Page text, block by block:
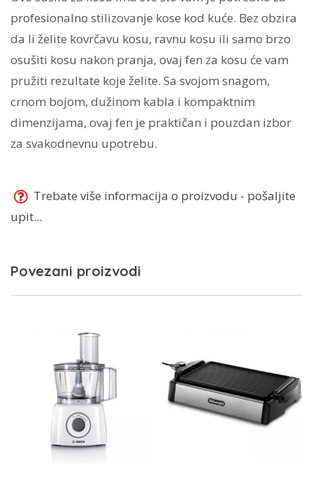
profesionalno stilizovanje kose kod kuće. Bez obzira
da li želite kovrčavu kosu, ravnu kosu ili samo brzo
osušiti kosu nakon pranja, ovaj fen za kosu će vam
pružiti rezultate koje želite. Sa svojom snagom,
crnom bojom, dužinom kabla i kompaktnim
dimenzijama, ovaj fen je praktičan i pouzdan izbor
za svakodnevnu upotrebu.
Trebate više informacija o proizvodu - pošaljite
upit...
Povezani proizvodi